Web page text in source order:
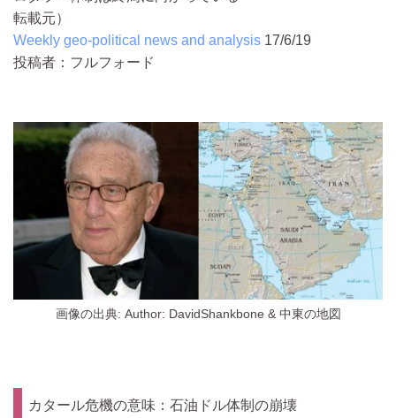
転載元）
Weekly geo-political news and analysis 17/6/19
投稿者：フルフォード
画像の出典: Author: DavidShankbone & 中東の地図
カタール危機の意味：石油ドル体制の崩壊